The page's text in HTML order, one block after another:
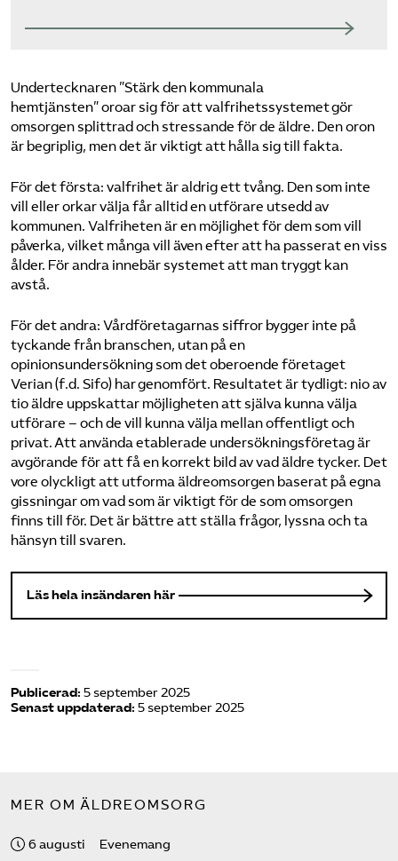
Undertecknaren ”Stärk den kommunala
hemtjänsten” oroar sig för att valfrihetssystemet gör
omsorgen splittrad och stressande för de äldre. Den oron
är begriplig, men det är viktigt att hålla sig till fakta.
För det första: valfrihet är aldrig ett tvång. Den som inte
vill eller orkar välja får alltid en utförare utsedd av
kommunen. Valfriheten är en möjlighet för dem som vill
påverka, vilket många vill även efter att ha passerat en viss
ålder. För andra innebär systemet att man tryggt kan
avstå.
För det andra: Vårdföretagarnas siffror bygger inte på
tyckande från branschen, utan på en
opinionsundersökning som det oberoende företaget
Verian (f.d. Sifo) har genomfört. Resultatet är tydligt: nio av
tio äldre uppskattar möjligheten att själva kunna välja
utförare – och de vill kunna välja mellan offentligt och
privat. Att använda etablerade undersökningsföretag är
avgörande för att få en korrekt bild av vad äldre tycker. Det
vore olyckligt att utforma äldreomsorgen baserat på egna
gissningar om vad som är viktigt för de som omsorgen
finns till för. Det är bättre att ställa frågor, lyssna och ta
hänsyn till svaren.
Läs hela insändaren här
Publicerad: 5 september 2025
Senast uppdaterad: 5 september 2025
MER OM ÄLDREOMSORG
6 augusti Evenemang